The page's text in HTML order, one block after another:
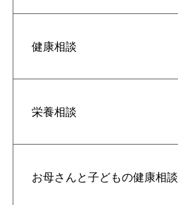
健康相談
栄養相談
お母さんと子どもの健康相談